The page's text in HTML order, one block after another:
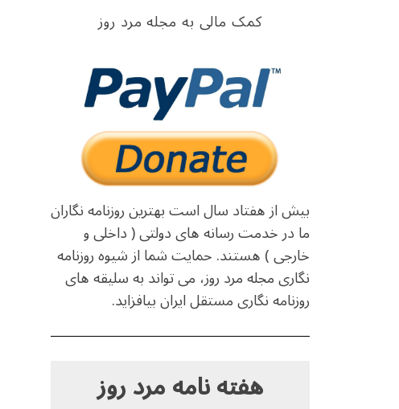
کمک مالی به مجله مرد روز
بیش از هفتاد سال است بهترین روزنامه نگاران
ما در خدمت رسانه های دولتی ( داخلی و
خارجی ) هستند. حمایت شما از شیوه روزنامه
نگاری مجله مرد روز، می تواند به سلیقه های
روزنامه نگاری مستقل ایران بیافزاید.
هفته نامه مرد روز
S
r